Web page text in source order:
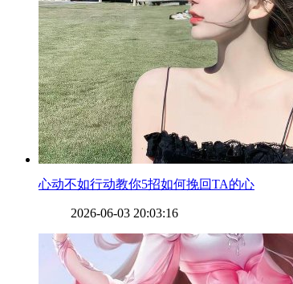
​心动不如行动教你5招如何挽回TA的心
2026-06-03 20:03:16